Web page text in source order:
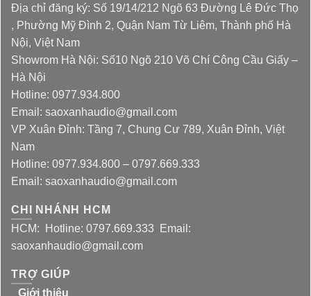
Địa chỉ đăng ký: Số 19/14/212 Ngõ 63 Đường Lê Đức Thọ
, Phường Mỹ Đình 2, Quận Nam Từ Liêm, Thành phố Hà
Nội, Việt Nam
Showrom Hà Nội: Số10 Ngõ 210 Võ Chí Công Cầu Giấy –
Hà Nội
Hotline: 0977.934.800
Email: saoxanhaudio@gmail.com
VP Xuân Đỉnh: Tầng 7, Chung Cư 789, Xuân Đỉnh, Việt
Nam
Hotline: 0977.934.800 – 0797.669.333
Email: saoxanhaudio@gmail.com
CHI NHÁNH HCM
HCM: Hotline: 0797.669.333 Email:
saoxanhaudio@gmail.com
TRỢ GIÚP
Giới thiệu